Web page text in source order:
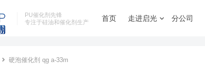
PU催化剂先锋
专注于硅油和催化剂生产
首页 走进启光 分公司
硬泡催化剂 qg a-33m